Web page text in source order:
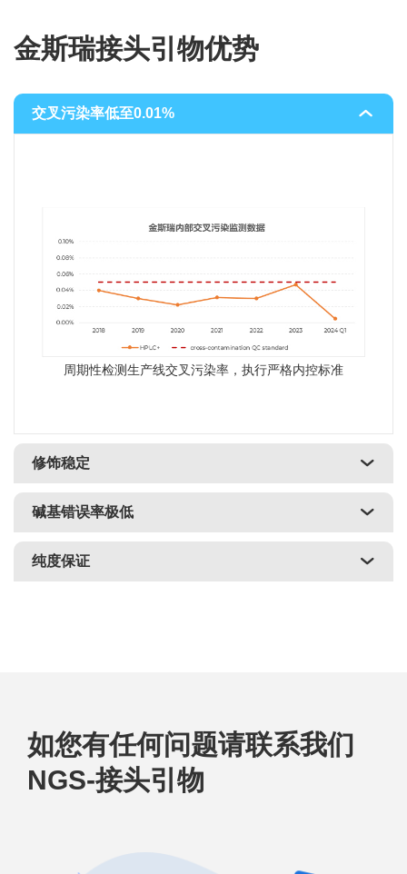
金斯瑞接头引物优势
交叉污染率低至0.01%
周期性检测生产线交叉污染率，执行严格内控标准
修饰稳定
碱基错误率极低
纯度保证
如您有任何问题请联系我们
NGS-接头引物